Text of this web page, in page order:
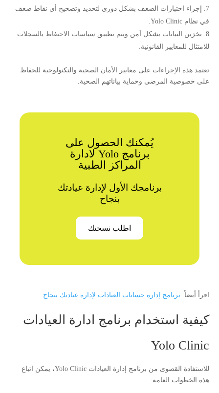
إجراء اختبارات الضعف بشكل دوري لتحديد وتصحيح أي نقاط ضعف
في نظام Yolo Clinic.
تخزين البيانات بشكل آمن ويتم تطبيق سياسات الاحتفاظ بالسجلات
للامتثال للمعايير القانونية.
تعتمد هذه الإجراءات على معايير الأمان الصحية والتكنولوجية للحفاظ
على خصوصية المرضى وحماية بياناتهم الصحية.
يُمكنك الحصول على
برنامج Yolo لادارة
المراكز الطبية
برنامجك الأول لإدارة عيادتك
بنجاح
اطلب نسختك
اقرأ أيضاً: برنامج إدارة حسابات العيادات لإدارة عيادتك بنجاح
كيفية استخدام برنامج ادارة العيادات
Yolo Clinic
للاستفادة القصوى من برنامج إدارة العيادات Yolo Clinic، يمكن اتباع
هذه الخطوات العامة: